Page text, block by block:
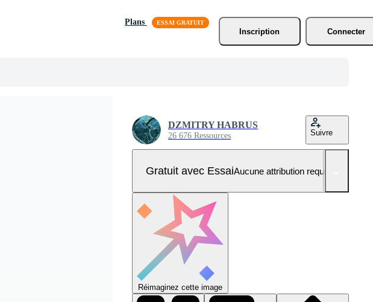
Plans
Inscription
Connecter
DZMITRY HABRUS
26 676 Ressources Suivre
Gratuit avec EssaiAucune attribution requise
Réimaginez cette image